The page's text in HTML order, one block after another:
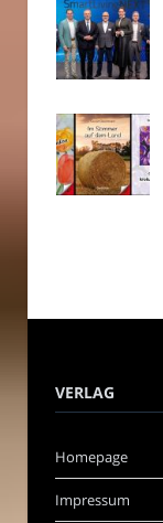
VERLAG
Homepage
Impressum